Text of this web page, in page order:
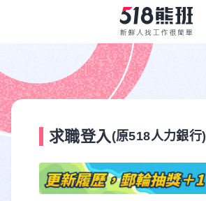
求職登入 (原518人力銀行)